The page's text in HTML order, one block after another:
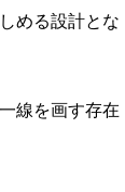
める設計とな
線を画す存在